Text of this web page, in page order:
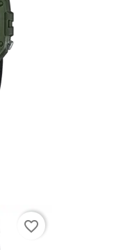
favorite_border